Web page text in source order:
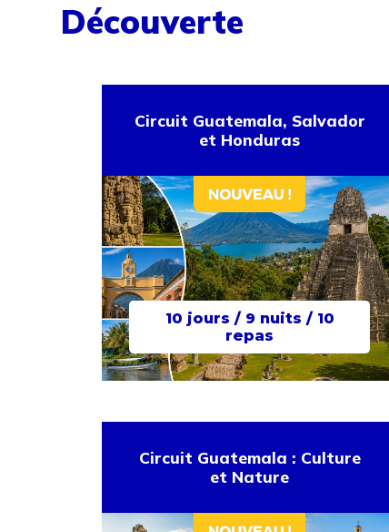
Découverte
Circuit Guatemala, Salvador
et Honduras
10 jours / 9 nuits / 10
repas
Circuit Guatemala : Culture
et Nature